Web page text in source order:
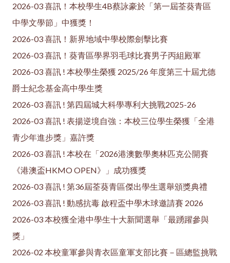
2026-03 喜訊！本校學生4B蔡詠豪於「第一屆荃葵青區
中學文學節」中獲獎！
2026-03 喜訊！新界地域中學校際劍擊比賽
2026-03 喜訊！葵青區學界羽毛球比賽男子丙組殿軍
2026-03 喜訊 ! 本校學生榮獲 2025/26 年度第三十屆尤德
爵士紀念基金高中學生獎
2026-03 喜訊 ! 第四屆城大科學專利大挑戰2025-26
2026-03 喜訊 ! 表揚逆境自強：本校三位學生榮獲「全港
青少年進步獎」嘉許獎
2026-03 喜訊 ! 本校在「2026港澳數學奧林匹克公開賽
《港澳盃HKMO OPEN》」成功獲獎
2026-03 喜訊 ! 第36屆荃葵青區傑出學生選舉頒獎典禮
2026-03 喜訊 ! 動感抗毒 啟程盃中學木球邀請賽 2026
2026-03 本校獲全港中學生十大新聞選舉「最踴躍參與
獎」
2026-02 本校童軍參與青衣區童軍支部比賽－區總監挑戰